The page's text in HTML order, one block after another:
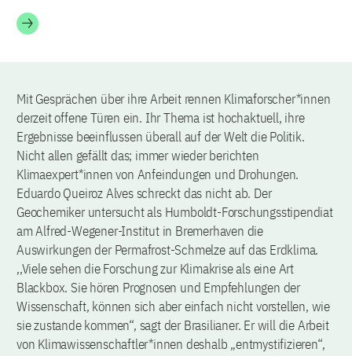
Mit Gesprächen über ihre Arbeit rennen Klimaforscher*innen
derzeit offene Türen ein. Ihr Thema ist hochaktuell, ihre
Ergebnisse beeinflussen überall auf der Welt die Politik.
Nicht allen gefällt das; immer wieder berichten
Klimaexpert*innen von Anfeindungen und Drohungen.
Eduardo Queiroz Alves schreckt das nicht ab. Der
Geochemiker untersucht als Humboldt-Forschungsstipendiat
am Alfred-Wegener-Institut in Bremerhaven die
Auswirkungen der Permafrost-Schmelze auf das Erdklima.
,,Viele sehen die Forschung zur Klimakrise als eine Art
Blackbox. Sie hören Prognosen und Empfehlungen der
Wissenschaft, können sich aber einfach nicht vorstellen, wie
sie zustande kommen“, sagt der Brasilianer. Er will die Arbeit
von Klimawissenschaftler*innen deshalb „entmystifizieren“,